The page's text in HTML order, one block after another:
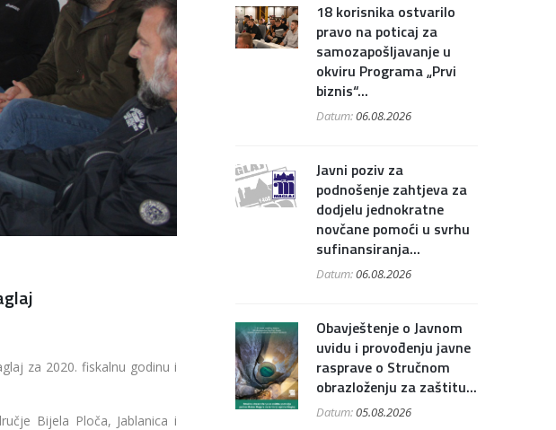
za 2020. fiskalnu godinu i
Bijela Ploča, Jablanica i
18 korisnika ostvarilo
pravo na poticaj za
samozapošljavanje u
okviru Programa „Prvi
biznis“...
Datum:06.08.2026
Javni poziv za
podnošenje zahtjeva za
dodjelu jednokratne
novčane pomoći u svrhu
sufinansiranja...
Datum:06.08.2026
Obavještenje o Javnom
uvidu i provođenju javne
rasprave o Stručnom
obrazloženju za zaštitu...
Datum:05.08.2026